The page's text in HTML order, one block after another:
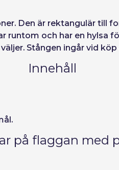
Den är rektangulär
runtom och har en hylsa
Stången ingår vid köp
Innehåll
på flaggan med